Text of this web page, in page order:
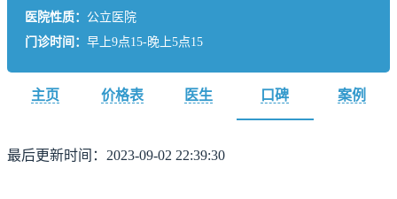
医院性质： 公立医院
门诊时间： 早上9点15-晚上5点15
主页 价格表 医生 口碑 案例
最后更新时间：2023-09-02 22:39:30